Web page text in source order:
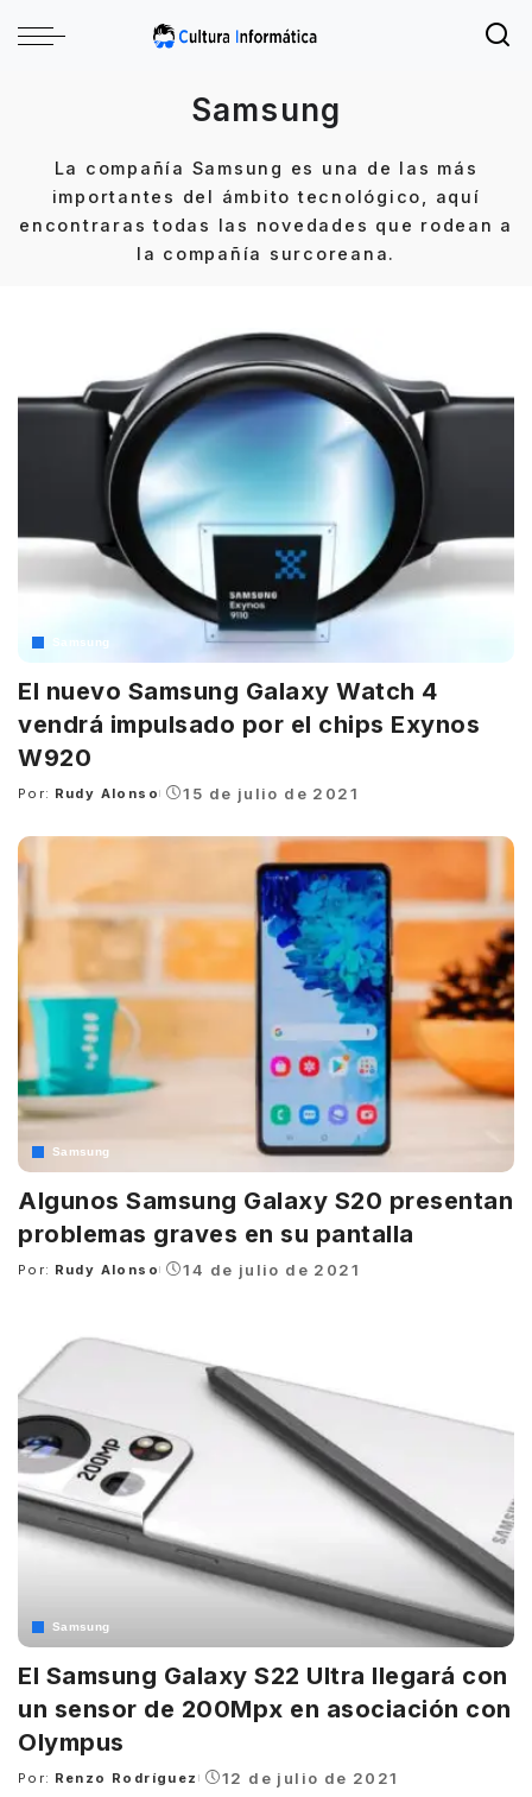
Samsung
La compañía Samsung es una de las más
importantes del ámbito tecnológico, aquí
encontraras todas las novedades que rodean a
la compañía surcoreana.
Samsung
El nuevo Samsung Galaxy Watch 4
vendrá impulsado por el chips Exynos
W920
Posted
Por: Rudy Alonso 15 de julio de 2021
Samsung
Algunos Samsung Galaxy S20 presentan
problemas graves en su pantalla
Posted
Por: Rudy Alonso 14 de julio de 2021
Samsung
El Samsung Galaxy S22 Ultra llegará con
un sensor de 200Mpx en asociación con
Olympus
Posted
Por: Renzo Rodríguez 12 de julio de 2021